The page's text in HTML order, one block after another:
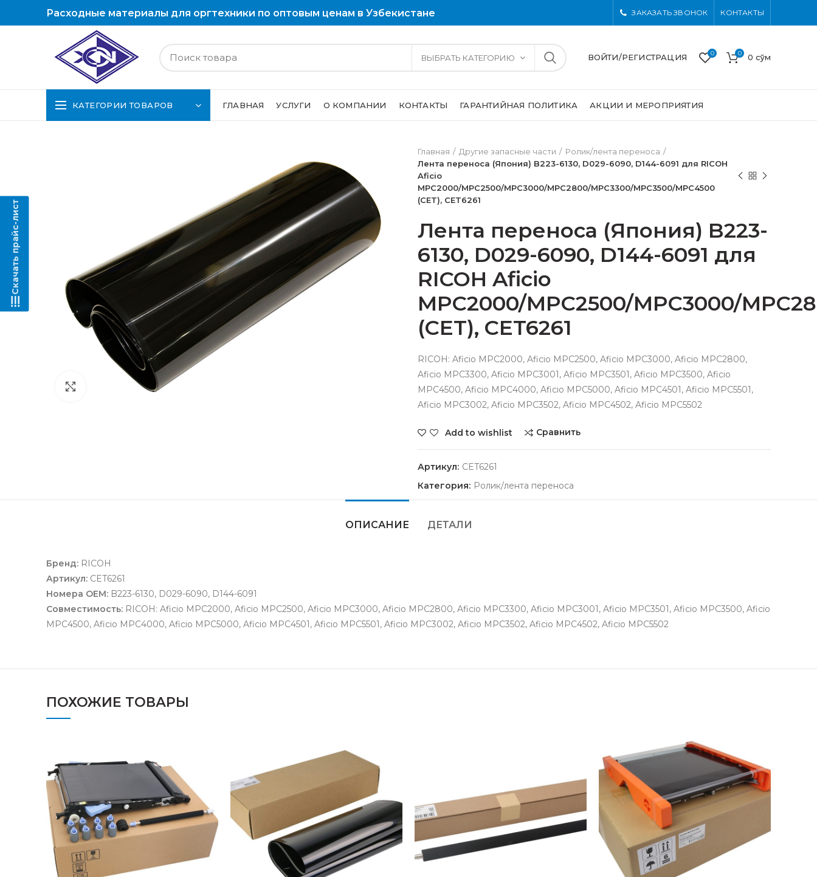
Расходные материалы для оргтехники по оптовым ценам в Узбекистане ЗАКАЗАТЬ ЗВОНОК КОНТАКТЫ
ВЫБРАТЬ КАТЕГОРИЮ ВОЙТИ/РЕГИСТРАЦИЯ 0 0 0 сўм
КАТЕГОРИИ ТОВАРОВ ГЛАВНАЯ УСЛУГИ О КОМПАНИИ КОНТАКТЫ ГАРАНТИЙНАЯ ПОЛИТИКА АКЦИИ И МЕРОПРИЯТИЯ
Нажмите, чтобы увеличить
Главная Другие запасные части
Ролик/лента переноса
Лента переноса (Япония) B223-6130, D029-6090, D144-6091 для RICOH
Aficio
MPC2000/MPC2500/MPC3000/MPC2800/MPC3300/MPC3500/MPC4500
(CET), CET6261
Лента переноса (Япония) B223-
6130, D029-6090, D144-6091 для
RICOH Aficio
MPC2000/MPC2500/MPC3000/
(CET), CET6261
RICOH: Aficio MPC2000, Aficio MPC2500, Aficio MPC3000, Aficio MPC2800,
Aficio MPC3300, Aficio MPC3001, Aficio MPC3501, Aficio MPC3500, Aficio
MPC4500, Aficio MPC4000, Aficio MPC5000, Aficio MPC4501, Aficio MPC5501,
Aficio MPC3002, Aficio MPC3502, Aficio MPC4502, Aficio MPC5502
Add to wishlist Сравнить
Артикул: CET6261
Категория: Ролик/лента переноса
ОПИСАНИЕ ДЕТАЛИ
Бренд: RICOH
Артикул: CET6261
Номера OEM: B223-6130, D029-6090, D144-6091
Совместимость: RICOH: Aficio MPC2000, Aficio MPC2500, Aficio MPC3000, Aficio MPC2800, Aficio MPC3300, Aficio MPC3001, Aficio MPC3501, Aficio MPC3500, Aficio
MPC4500, Aficio MPC4000, Aficio MPC5000, Aficio MPC4501, Aficio MPC5501, Aficio MPC3002, Aficio MPC3502, Aficio MPC4502, Aficio MPC5502
ПОХОЖИЕ ТОВАРЫ
Скачать прайс-лист